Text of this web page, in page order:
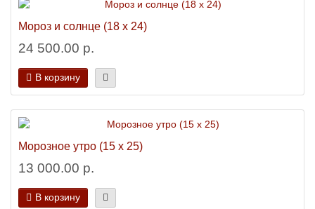
Мороз и солнце (18 х 24)
24 500.00 р.
В корзину
Морозное утро (15 х 25)
13 000.00 р.
В корзину